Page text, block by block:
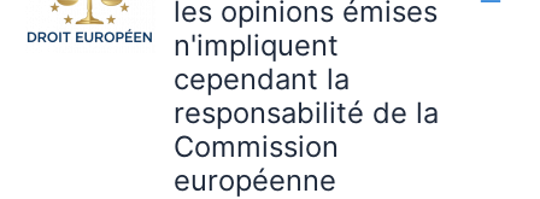
les opinions émises
n'impliquent
cependant la
responsabilité de la
Commission
européenne